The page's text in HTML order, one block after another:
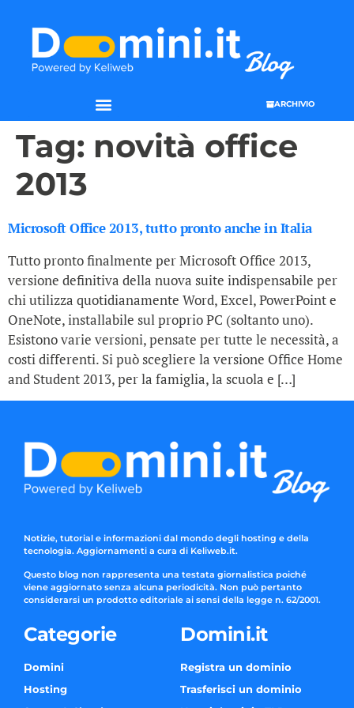
ARCHIVIO
Tag: novità office
2013
Microsoft Office 2013, tutto pronto anche in Italia
Tutto pronto finalmente per Microsoft Office 2013,
versione definitiva della nuova suite indispensabile per
chi utilizza quotidianamente Word, Excel, PowerPoint e
OneNote, installabile sul proprio PC (soltanto uno).
Esistono varie versioni, pensate per tutte le necessità, a
costi differenti. Si può scegliere la versione Office Home
and Student 2013, per la famiglia, la scuola e […]
Notizie, tutorial e informazioni dal mondo degli hosting e della
tecnologia. Aggiornamenti a cura di Keliweb.it.
Questo blog non rappresenta una testata giornalistica poiché
viene aggiornato senza alcuna periodicità. Non può pertanto
considerarsi un prodotto editoriale ai sensi della legge n. 62/2001.
Categorie
Domini
Hosting
Domini.it
Registra un dominio
Trasferisci un dominio